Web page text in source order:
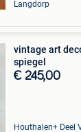
Langdorp
vintage art
spiegel
€ 245,00